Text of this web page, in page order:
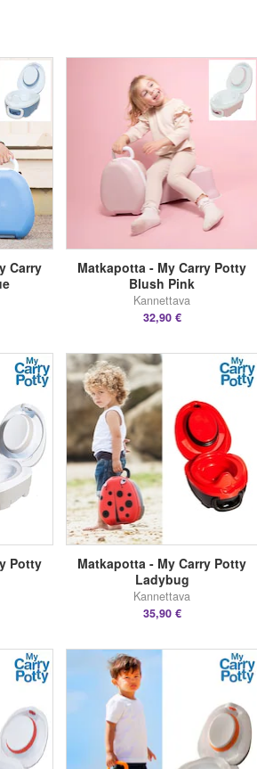
Carry
Matkapotta - My Carry Potty
Blush Pink
Kannettava
32,90 €
Potty
Matkapotta - My Carry Potty
Ladybug
Kannettava
35,90 €